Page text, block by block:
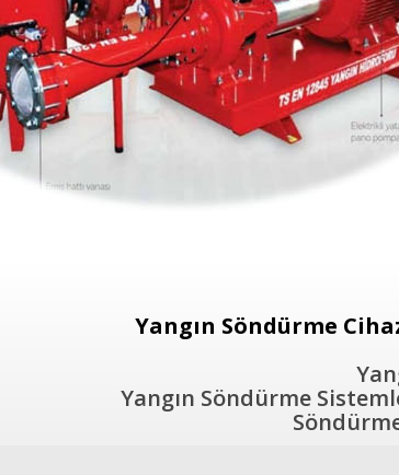
Yangın Söndürme
Yangın Söndürme